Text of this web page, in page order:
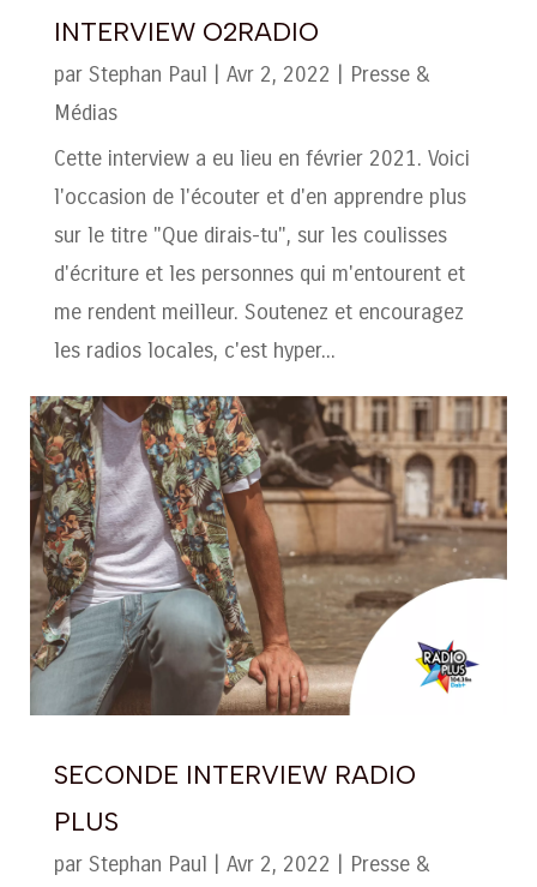
INTERVIEW O2RADIO
par Stephan Paul Avr 2, 2022
Presse &
Médias
Cette interview a eu lieu en février 2021. Voici
l'occasion de l'écouter et d'en apprendre plus
sur le titre "Que dirais-tu", sur les coulisses
d'écriture et les personnes qui m'entourent et
me rendent meilleur. Soutenez et encouragez
les radios locales, c'est hyper...
SECONDE INTERVIEW RADIO
PLUS
par Stephan Paul Avr 2, 2022
Presse &